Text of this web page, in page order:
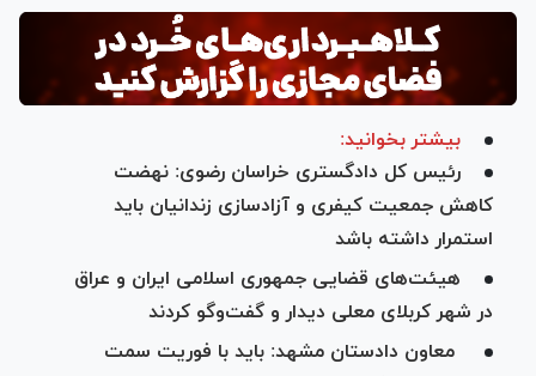
بیشتر بخوانید:
رئیس کل دادگستری خراسان رضوی: نهضت
کاهش جمعیت کیفری و آزادسازی زندانیان باید
استمرار داشته باشد
هیئت‌های قضایی جمهوری اسلامی ایران و عراق
در شهر کربلا‌ی معلی دیدار و گفت‌و‌گو کردند
معاون دادستان مشهد: باید با فوریت سمت